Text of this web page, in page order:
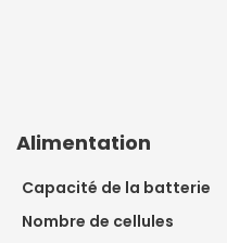
Alimentation
Capacité de la batterie
Nombre de cellules